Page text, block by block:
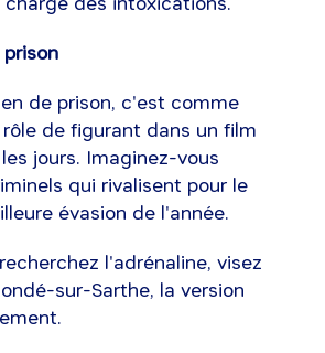
de prison, c'est comme
de figurant dans un film
jours. Imaginez-vous
qui rivalisent pour le
évasion de l'année.
l'adrénaline, visez
sur-Sarthe, la version